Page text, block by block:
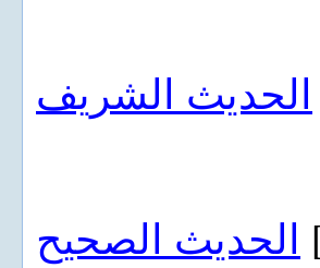
الحديث الشريف
الحديث الصحيح